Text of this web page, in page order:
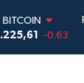
DOLAR
0.16
EURO